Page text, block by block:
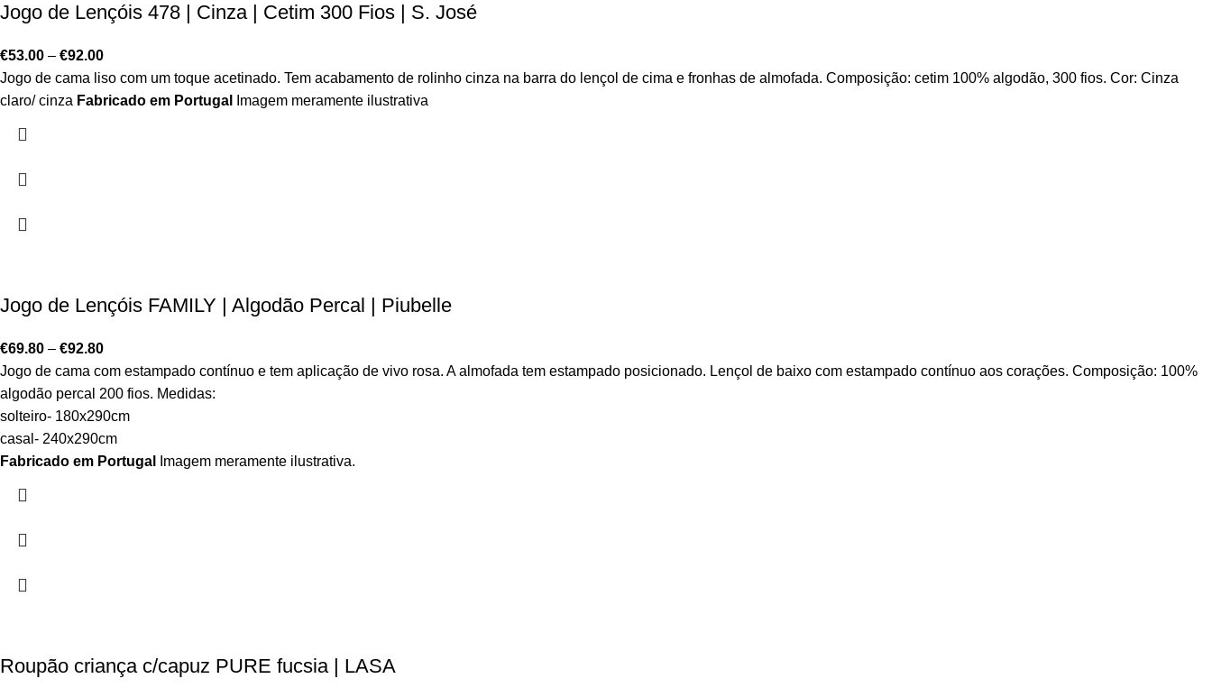
Jogo de Lençóis 478 | Cinza | Cetim 300 Fios | S. José
€53.00 – €92.00
Jogo de cama liso com um toque acetinado. Tem acabamento de rolinho cinza na barra do lençol de cima e fronhas de almofada. Composição: cetim 100% algodão, 300 fios. Cor: Cinza
claro/ cinza Fabricado em Portugal Imagem meramente ilustrativa
Jogo de Lençóis FAMILY | Algodão Percal | Piubelle
€69.80 – €92.80
Jogo de cama com estampado contínuo e tem aplicação de vivo rosa. A almofada tem estampado posicionado. Lençol de baixo com estampado contínuo aos corações. Composição: 100%
algodão percal 200 fios. Medidas:
solteiro- 180x290cm
casal- 240x290cm
Fabricado em Portugal
Imagem meramente ilustrativa.
Roupão criança c/capuz PURE fucsia | LASA